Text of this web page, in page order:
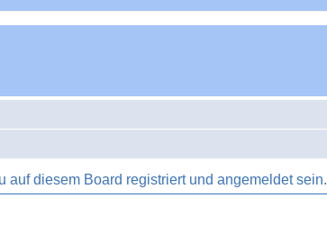
auf diesem Board registriert und angemeldet sein.